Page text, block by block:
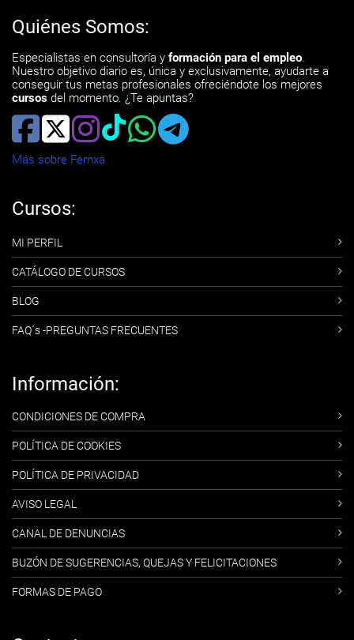
Quiénes Somos:
Especialistas en consultoría y formación para el empleo.
Nuestro objetivo diario es, única y exclusivamente, ayudarte a
conseguir tus metas profesionales ofreciéndote los mejores
cursos del momento. ¿Te apuntas?
Más sobre Femxa
Cursos:
MI PERFIL
CATÁLOGO DE CURSOS
BLOG
FAQ´s -PREGUNTAS FRECUENTES
Información:
CONDICIONES DE COMPRA
POLÍTICA DE COOKIES
POLÍTICA DE PRIVACIDAD
AVISO LEGAL
CANAL DE DENUNCIAS
BUZÓN DE SUGERENCIAS, QUEJAS Y FELICITACIONES
FORMAS DE PAGO